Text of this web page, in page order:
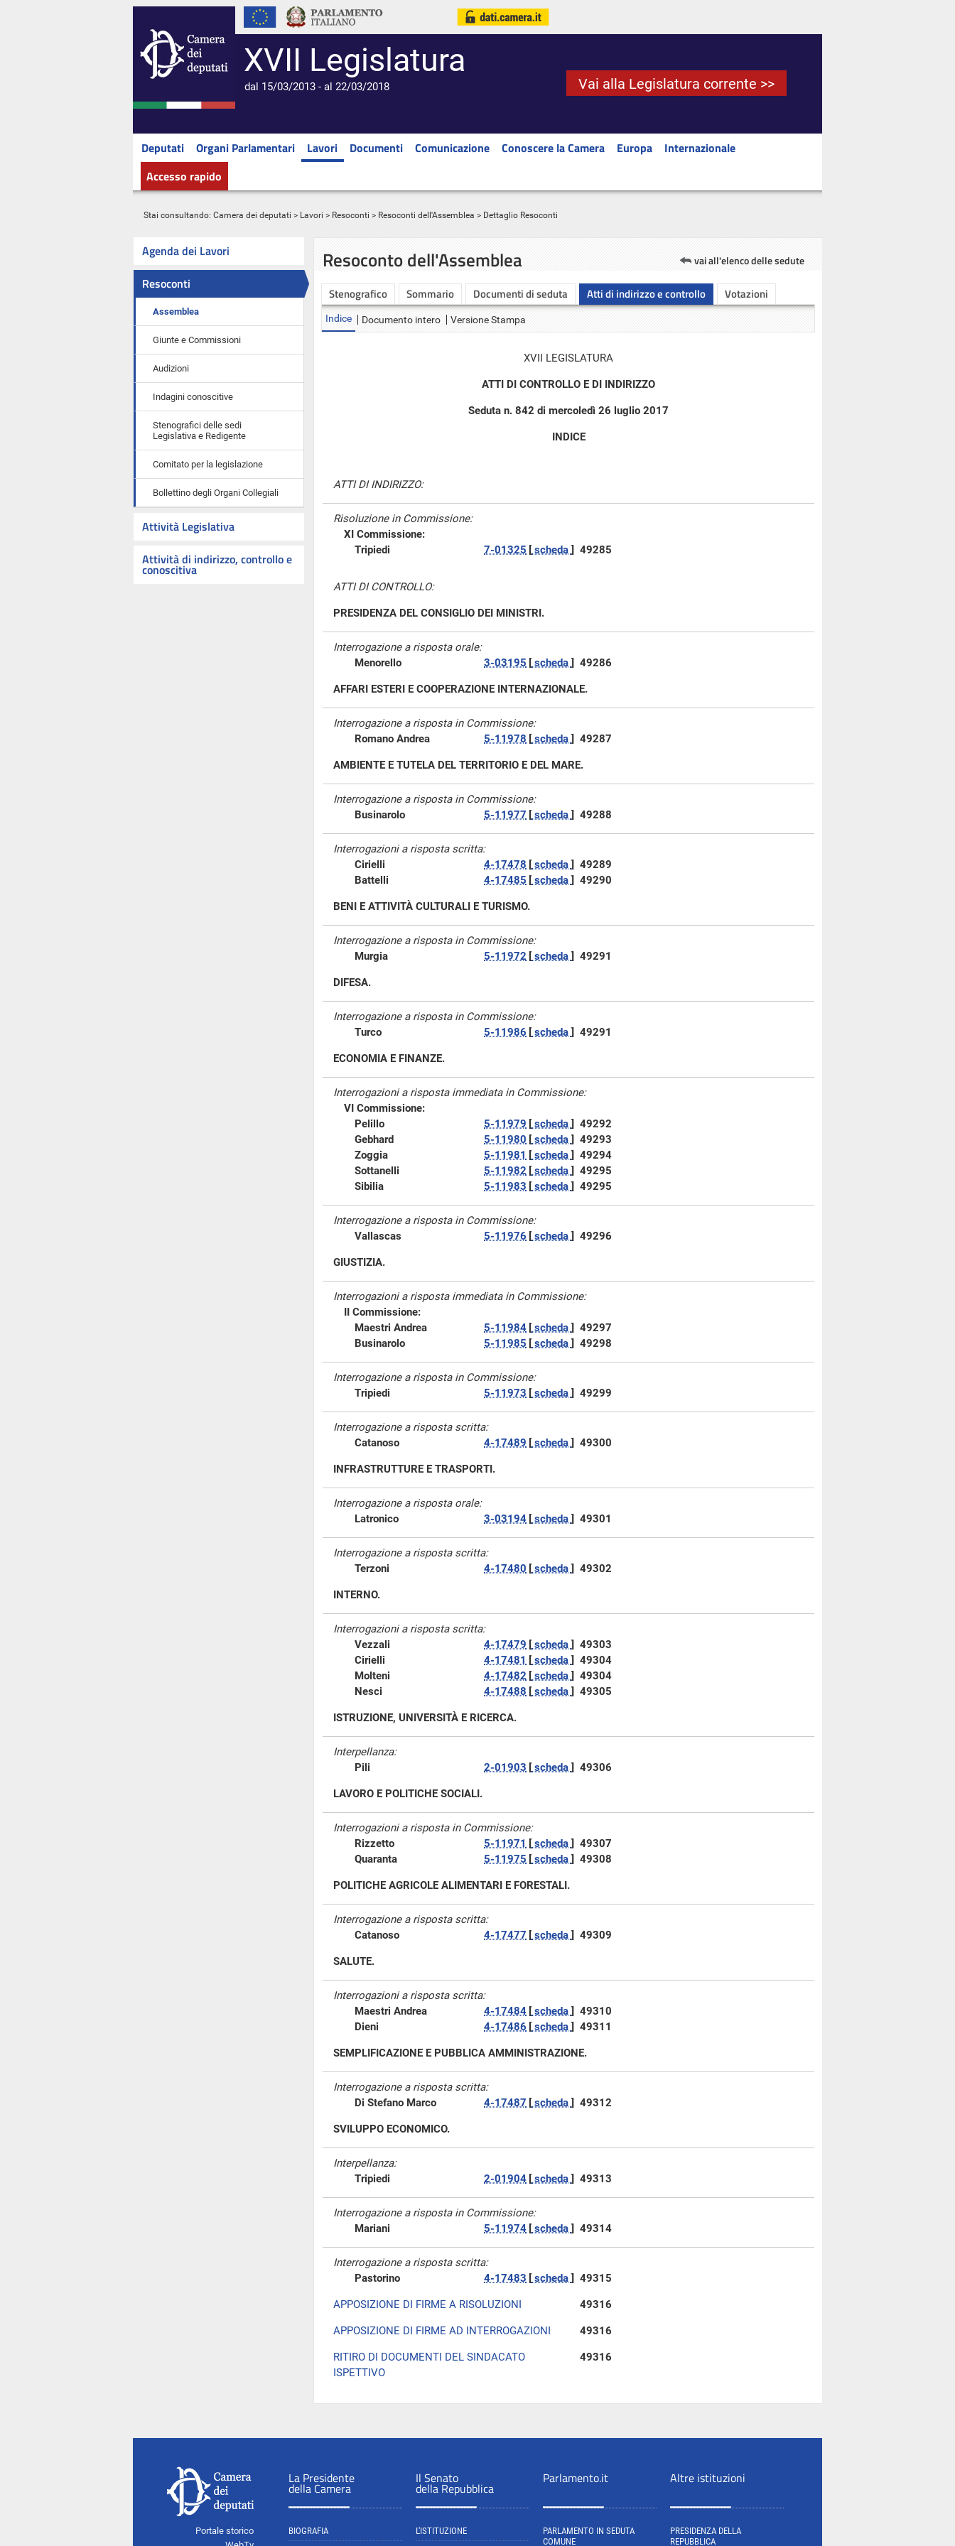
XVII Legislatura
dal 15/03/2013 - al 22/03/2018 Vai alla Legislatura corrente >>
Deputati Organi Parlamentari Lavori Documenti Comunicazione Conoscere la Camera Europa
Internazionale
Accesso rapido
Stai consultando: Camera dei deputati > Lavori > Resoconti > Resoconti dell'Assemblea > Dettaglio Resoconti
Agenda dei Lavori
Resoconti
Assemblea
Giunte e Commissioni
Audizioni
Indagini conoscitive
Stenografici delle sedi
Legislativa e Redigente
Comitato per la legislazione
Bollettino degli Organi Collegiali
Attività Legislativa
Attività di indirizzo, controllo e
conoscitiva
Resoconto dell'Assemblea vai all'elenco delle sedute
Stenografico Sommario Documenti di seduta Atti di indirizzo e controllo Votazioni
Indice Documento intero Versione Stampa
XVII LEGISLATURA
ATTI DI CONTROLLO E DI INDIRIZZO
Seduta n. 842 di mercoledì 26 luglio 2017
INDICE
ATTI DI INDIRIZZO:
Risoluzione in Commissione:
XI Commissione:
Tripiedi
7-01325 [ scheda ] 49285
ATTI DI CONTROLLO:
PRESIDENZA DEL CONSIGLIO DEI MINISTRI.
Interrogazione a risposta orale:
Menorello
3-03195 [ scheda ] 49286
AFFARI ESTERI E COOPERAZIONE INTERNAZIONALE.
Interrogazione a risposta in Commissione:
Romano Andrea
5-11978 [ scheda ] 49287
AMBIENTE E TUTELA DEL TERRITORIO E DEL MARE.
Interrogazione a risposta in Commissione:
Businarolo
5-11977 [ scheda ] 49288
Interrogazioni a risposta scritta:
Cirielli
4-17478 [ scheda ] 49289
Battelli
4-17485 [ scheda ] 49290
BENI E ATTIVITÀ CULTURALI E TURISMO.
Interrogazione a risposta in Commissione:
Murgia
5-11972 [ scheda ] 49291
DIFESA.
Interrogazione a risposta in Commissione:
Turco
5-11986 [ scheda ] 49291
ECONOMIA E FINANZE.
Interrogazioni a risposta immediata in Commissione:
VI Commissione:
Pelillo
5-11979 [ scheda ] 49292
Gebhard
5-11980 [ scheda ] 49293
Zoggia
5-11981 [ scheda ] 49294
Sottanelli
5-11982 [ scheda ] 49295
Sibilia
5-11983 [ scheda ] 49295
Interrogazione a risposta in Commissione:
Vallascas
5-11976 [ scheda ] 49296
GIUSTIZIA.
Interrogazioni a risposta immediata in Commissione:
II Commissione:
Maestri Andrea
5-11984 [ scheda ] 49297
Businarolo
5-11985 [ scheda ] 49298
Interrogazione a risposta in Commissione:
Tripiedi
5-11973 [ scheda ] 49299
Interrogazione a risposta scritta:
Catanoso
4-17489 [ scheda ] 49300
INFRASTRUTTURE E TRASPORTI.
Interrogazione a risposta orale:
Latronico
3-03194 [ scheda ] 49301
Interrogazione a risposta scritta:
Terzoni
4-17480 [ scheda ] 49302
INTERNO.
Interrogazioni a risposta scritta:
Vezzali
4-17479 [ scheda ] 49303
Cirielli
4-17481 [ scheda ] 49304
Molteni
4-17482 [ scheda ] 49304
Nesci
4-17488 [ scheda ] 49305
ISTRUZIONE, UNIVERSITÀ E RICERCA.
Interpellanza:
Pili
2-01903 [ scheda ] 49306
LAVORO E POLITICHE SOCIALI.
Interrogazioni a risposta in Commissione:
Rizzetto
5-11971 [ scheda ] 49307
Quaranta
5-11975 [ scheda ] 49308
POLITICHE AGRICOLE ALIMENTARI E FORESTALI.
Interrogazione a risposta scritta:
Catanoso
4-17477 [ scheda ] 49309
SALUTE.
Interrogazioni a risposta scritta:
Maestri Andrea
4-17484 [ scheda ] 49310
Dieni
4-17486 [ scheda ] 49311
SEMPLIFICAZIONE E PUBBLICA AMMINISTRAZIONE.
Interrogazione a risposta scritta:
Di Stefano Marco
4-17487 [ scheda ] 49312
SVILUPPO ECONOMICO.
Interpellanza:
Tripiedi
2-01904 [ scheda ] 49313
Interrogazione a risposta in Commissione:
Mariani
5-11974 [ scheda ] 49314
Interrogazione a risposta scritta:
Pastorino
4-17483 [ scheda ] 49315
APPOSIZIONE DI FIRME A RISOLUZIONI 49316
APPOSIZIONE DI FIRME AD INTERROGAZIONI 49316
RITIRO DI DOCUMENTI DEL SINDACATO
ISPETTIVO
49316
Portale storico
La Presidente
della Camera
BIOGRAFIA
Il Senato
della Repubblica
L'ISTITUZIONE
Parlamento.it
PARLAMENTO IN SEDUTA
COMUNE
Altre istituzioni
PRESIDENZA DELLA
REPUBBLICA